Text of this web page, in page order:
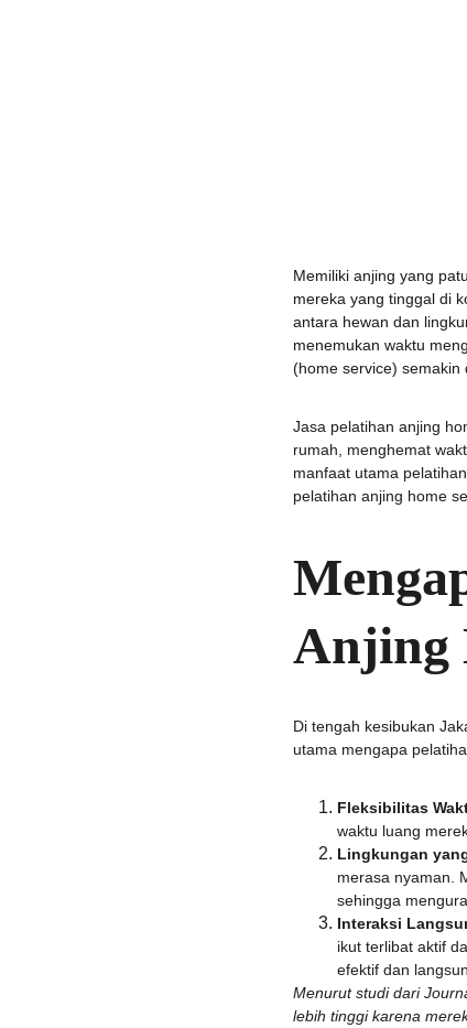
Memiliki anjing yang
mereka yang tinggal di
antara hewan dan
menemukan waktu
(home service) semakin
Jasa pelatihan anjing
rumah, menghemat
manfaat utama
pelatihan anjing home
Anjing
Di tengah kesibukan
utama mengapa
Fleksibilitas
waktu luang
Lingkungan
merasa nyaman.
sehingga
Interaksi
ikut terlibat aktif
efektif dan
Menurut studi dari
lebih tinggi karena